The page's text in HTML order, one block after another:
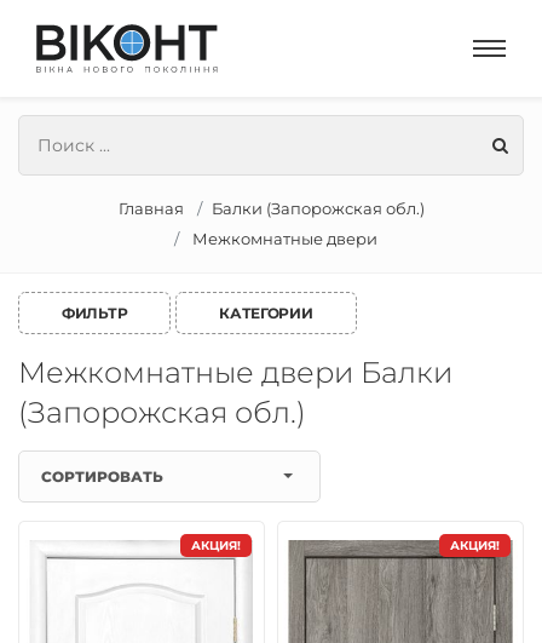
Главная
Балки (Запорожская обл.)
Межкомнатные двери
ФИЛЬТР КАТЕГОРИИ
Межкомнатные двери Балки
(Запорожская обл.)
СОРТИРОВАТЬ
АКЦИЯ! АКЦИЯ!